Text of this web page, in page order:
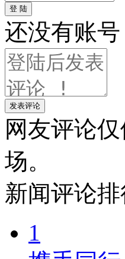
登 陆
还没有账号
发表评论
网友评论
场。
新闻评论排
1